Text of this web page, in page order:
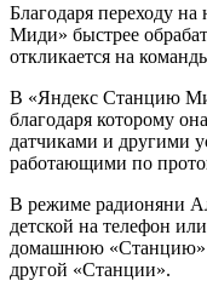
Благодаря переходу
Миди» быстрее
откликается на
В «Яндекс Станцию
благодаря которому
датчиками и другими
работающими по
В режиме радионяни
детской на телефон
домашнюю «Станцию»
другой «Станции».